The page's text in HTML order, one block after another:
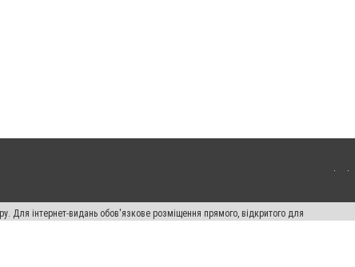
Для інтернет-видань обов'язкове розміщення прямого, відкритого для